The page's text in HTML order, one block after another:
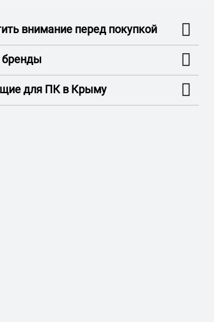
внимание перед покупкой
бренды
для ПК в Крыму